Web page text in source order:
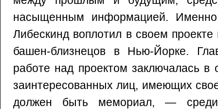
насыщенным информацией.
Либескинд воплотил в своем
башен-близнецов в Нью-Йорке.
работе над проектом заключалась в
заинтересованных лиц, имеющих
должен быть мемориал, — среди